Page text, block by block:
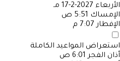
الأربعاء 2027-2-17 مـ
الإمساك 5:51 ص
الإفطار 7:07 م
استعراض المواعيد الكاملة
أذان الفجر 6:01 ص